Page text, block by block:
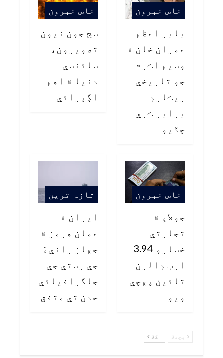
خاص خبرون
بابر اعظم
عمران خان ۽
وسيم اڪرم
جو تاريخي
ريڪارڊ
برابر ڪري
ڇڏيو
خاص خبرون
سج جون نيون
تصويرون،
سائنسي
دنيا ۾ اهم
اڳڀرائي
خاص خبرون
جولاءِ ۾
تجارتي
خسارو 3.94
ارب ڊالرن
تائين پهچي
ويو
تازہ ترین
ايران ۽
عمان هرمز ۾
جهاز رانيءَ
جي رستي جي
جاگرافيائي
حدن تي متفق
پچھلا اگلا